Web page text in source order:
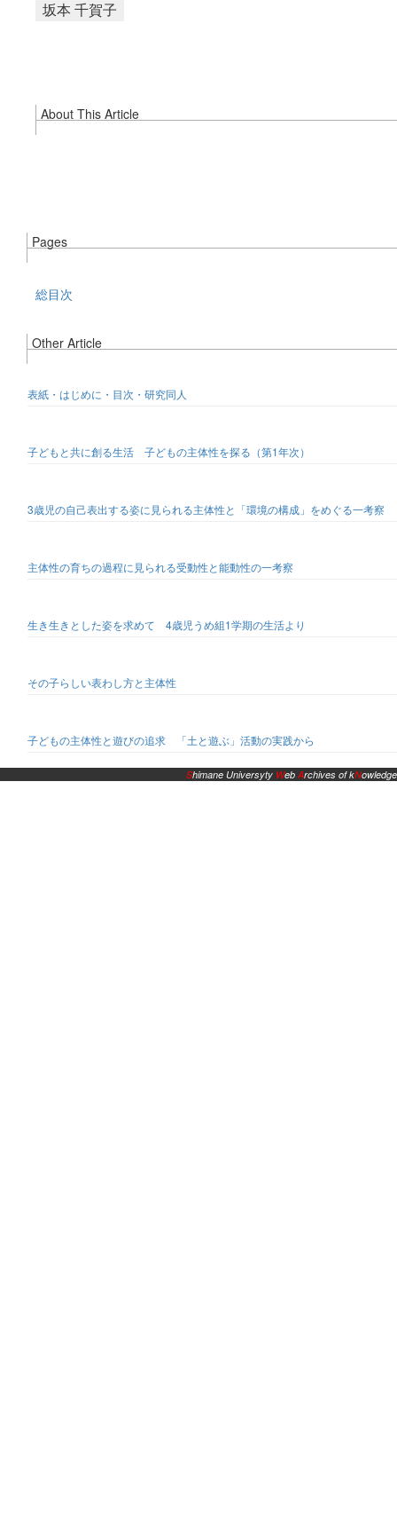
坂本 千賀子
About This Article
Pages
総目次
Other Article
表紙・はじめに・目次・研究同人
子どもと共に創る生活 子どもの主体性を探る（第1年次）
3歳児の自己表出する姿に見られる主体性と「環境の構成」をめぐる一考察
主体性の育ちの過程に見られる受動性と能動性の一考察
生き生きとした姿を求めて 4歳児うめ組1学期の生活より
その子らしい表わし方と主体性
子どもの主体性と遊びの追求 「土と遊ぶ」活動の実践から
Shimane Universyty WebArchives of kNowledge